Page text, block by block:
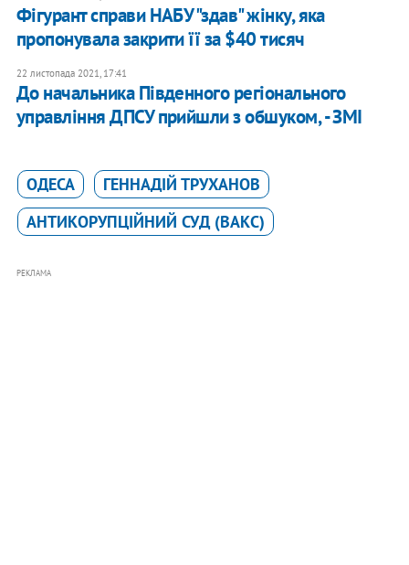
Фігурант справи НАБУ "здав" жінку, яка
пропонувала закрити її за $40 тисяч
22 листопада 2021, 17:41
До начальника Південного регіонального
управління ДПСУ прийшли з обшуком, - ЗМІ
ОДЕСА
ГЕННАДІЙ ТРУХАНОВ
АНТИКОРУПЦІЙНИЙ СУД (ВАКС)
РЕКЛАМА